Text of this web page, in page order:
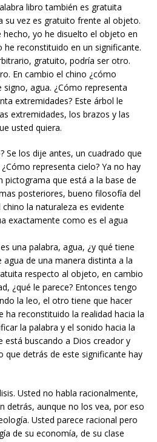
libro también es gratuita
su vez es gratuito frente al objeto.
hecho, yo he disuelto el objeto en
he reconstituido en un significante.
gratuito, podría ser otro.
En cambio el chino ¿cómo
agua. ¿Cómo representa
extremidades? Este árbol le
extremidades, los brazos y las
usted quiera.
Se los dije antes, un cuadrado que
representa cielo? Ya no hay
pictograma que está a la base de
posteriores, bueno filosofía del
la naturaleza es evidente
exactamente como es el agua
una palabra, agua, ¿y qué tiene
agua de una manera distinta a la
respecto al objeto, en cambio
¿qué le parece? Entonces tengo
la leo, el otro tiene que hacer
ha reconstituido la realidad hacia la
la palabra y el sonido hacia la
está buscando a Dios creador y
que detrás de este significante hay
Usted no habla racionalmente,
detrás, aunque no los vea, por eso
Usted parece racional pero
de su economía, de su clase